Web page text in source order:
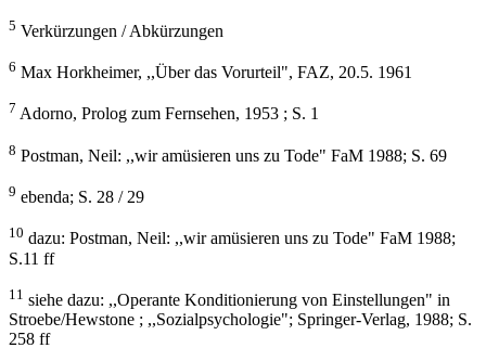
5 Verkürzungen / Abkürzungen
6 Max Horkheimer, ,,Über das Vorurteil", FAZ, 20.5. 1961
7 Adorno, Prolog zum Fernsehen, 1953 ; S. 1
8 Postman, Neil: ,,wir amüsieren uns zu Tode" FaM 1988; S. 69
9 ebenda; S. 28 / 29
10 dazu: Postman, Neil: ,,wir amüsieren uns zu Tode" FaM 1988;
S.11 ff
11 siehe dazu: ,,Operante Konditionierung von Einstellungen" in
Stroebe/Hewstone ; ,,Sozialpsychologie"; Springer-Verlag, 1988; S.
258 ff